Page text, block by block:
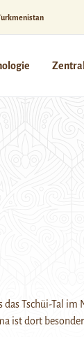
Tschüi-Tal im
ist dort